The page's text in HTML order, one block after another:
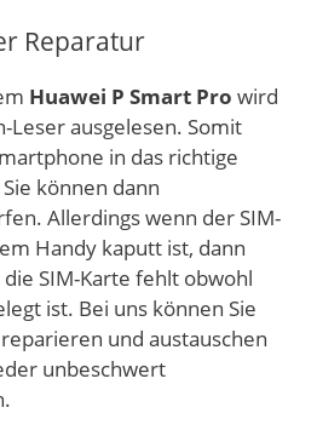
Reparatur
Huawei P Smart Pro wird
Leser ausgelesen. Somit
in das richtige
können dann
Allerdings wenn der SIM-
Handy kaputt ist, dann
SIM-Karte fehlt obwohl
ist. Bei uns können Sie
und austauschen
unbeschwert